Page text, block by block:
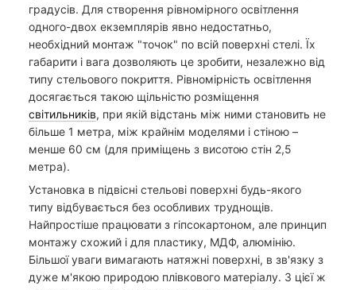
градусів. Для створення рівномірного освітлення
одного-двох екземплярів явно недостатньо,
необхідний монтаж "точок" по всій поверхні стелі. Їх
габарити і вага дозволяють це зробити, незалежно від
типу стельового покриття. Рівномірність освітлення
досягається такою щільністю розміщення
світильників, при якій відстань між ними становить не
більше 1 метра, між крайнім моделями і стіною –
менше 60 см (для приміщень з висотою стін 2,5
метра).
Установка в підвісні стельові поверхні будь-якого
типу відбувається без особливих труднощів.
Найпростіше працювати з гіпсокартоном, але принцип
монтажу схожий і для пластику, МДФ, алюмінію.
Більшої уваги вимагають натяжні поверхні, в зв'язку з
дуже м'якою природою плівкового матеріалу. З цієї ж